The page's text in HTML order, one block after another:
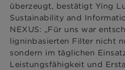
überzeugt, bestätigt Ying
Sustainability and
NEXUS: „Für uns war
ligninbasierten Filter nicht
sondern im täglichen
Leistungsfähigkeit und